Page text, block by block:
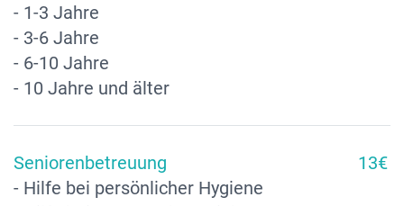
- 1-3 Jahre
- 3-6 Jahre
- 6-10 Jahre
- 10 Jahre und älter
Seniorenbetreuung
- Hilfe bei persönlicher Hygiene
13€